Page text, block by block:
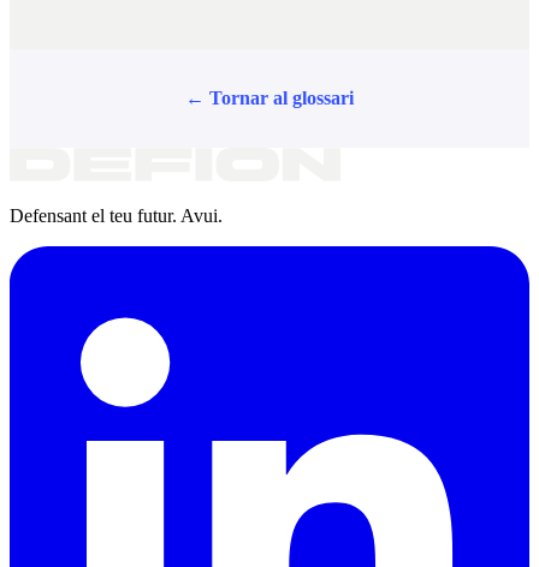
← Tornar al glossari
Defensant el teu futur. Avui.